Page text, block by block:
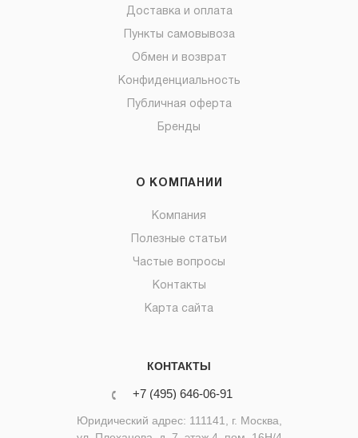
Доставка и оплата
Пункты самовывоза
Обмен и возврат
Конфиденциальность
Публичная оферта
Бренды
О КОМПАНИИ
Компания
Полезные статьи
Частые вопросы
Контакты
Карта сайта
КОНТАКТЫ
+7 (495) 646-06-91
Юридический адрес: 111141, г. Москва,